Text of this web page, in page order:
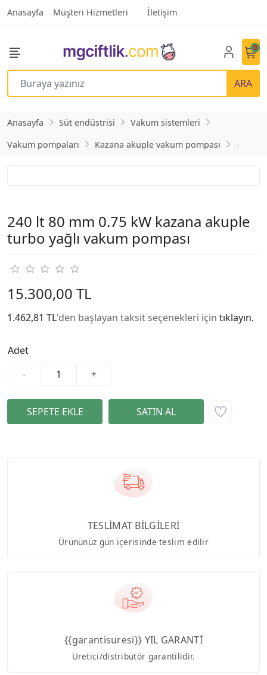
Anasayfa Müşteri Hizmetleri İletişim
ARA
0
Anasayfa Süt endüstrisi
Vakum sistemleri
Vakum pompaları
Kazana akuple vakum pompası -
240 lt 80 mm 0.75 kW kazana akuple
turbo yağlı vakum pompası
15.300,00 TL
1.462,81 TL'den başlayan taksit seçenekleri için tıklayın.
Adet
-
+
TESLİMAT BİLGİLERİ
Ürününüz gün içerisinde teslim edilir
{{garantisuresi}} YIL GARANTİ
Üretici/distribütör garantilidir.